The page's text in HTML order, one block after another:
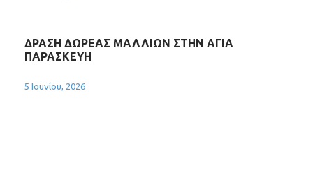
ΔΡΑΣΗ ΔΩΡΕΑΣ ΜΑΛΛΙΩΝ ΣΤΗΝ ΑΓΙΑ
ΠΑΡΑΣΚΕΥΗ
5 Ιουνίου, 2026